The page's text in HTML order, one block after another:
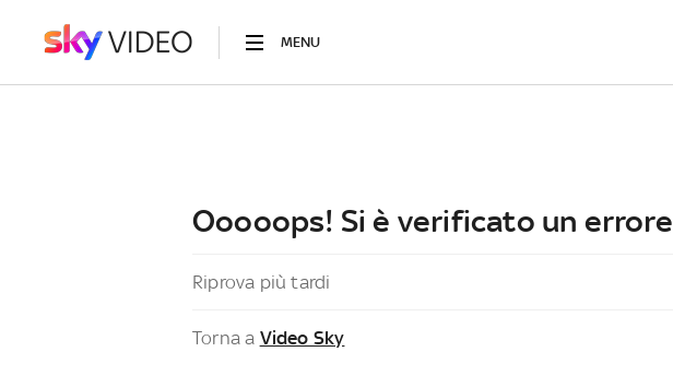
MENU
Ooooops! Si è verificato un errore
Riprova più tardi
Torna a Video Sky